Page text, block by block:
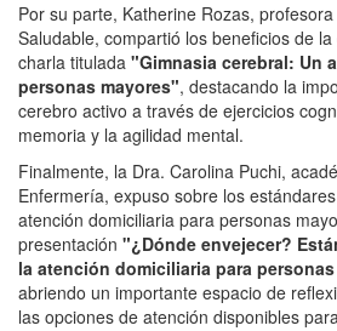
Por su parte, Katherine Rozas,
Saludable, compartió los beneficios de
charla titulada "Gimnasia cerebral: Un
personas mayores", destacando la
cerebro activo a través de ejercicios
memoria y la agilidad mental.
Finalmente, la Dra. Carolina Puchi,
Enfermería, expuso sobre los
atención domiciliaria para personas
presentación "¿Dónde envejecer?
la atención domiciliaria para
abriendo un importante espacio de
las opciones de atención disponibles